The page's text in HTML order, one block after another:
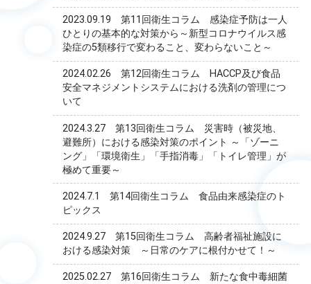
2023.09.19 第11回衛生コラム 感染症予防は一人
ひとりの基本的な対策から～新型コロナウイルス感
染症の5類移行で変わること、変わらないこと～
2024.02.26 第12回衛生コラム HACCP及び食品
安全マネジメントシステムにおける洗剤の管理につ
いて
2024.3.27 第13回衛生コラム 災害時（被災地、
避難所）における感染対策のポイント ～「ゾーニ
ング」「環境衛生」「手指消毒」「トイレ管理」が
極めて重要～
2024.7.1 第14回衛生コラム 食品由来感染症のト
ピックス
2024.9.27 第15回衛生コラム 高齢者福祉施設に
おける感染対策 ～日常のケアに根付かせて！～
2025.02.27 第16回衛生コラム 新たな食中毒細菌